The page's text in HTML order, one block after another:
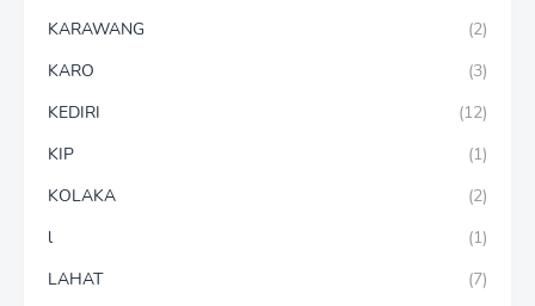
KARAWANG
(2)
KARO
(3)
KEDIRI
(12)
KIP
(1)
KOLAKA
(2)
l
(1)
LAHAT
(7)